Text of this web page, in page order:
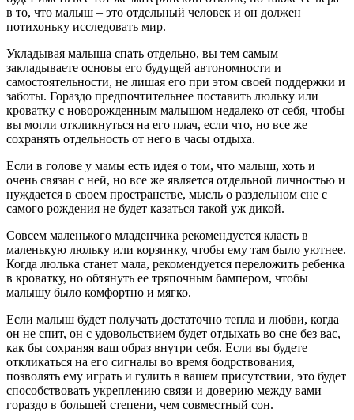
в то, что малыш – это отдельный человек и он должен
потихоньку исследовать мир.
Укладывая малыша спать отдельно, вы тем самым
закладываете основы его будущей автономности и
самостоятельности, не лишая его при этом своей поддержки и
заботы. Гораздо предпочтительнее поставить люльку или
кроватку с новорожденным малышом недалеко от себя, чтобы
вы могли откликнуться на его плач, если что, но все же
сохранять отдельность от него в часы отдыха.
Если в голове у мамы есть идея о том, что малыш, хоть и
очень связан с ней, но все же является отдельной личностью и
нуждается в своем пространстве, мысль о раздельном сне с
самого рождения не будет казаться такой уж дикой.
Совсем маленького младенчика рекомендуется класть в
маленькую люльку или корзинку, чтобы ему там было уютнее.
Когда люлька станет мала, рекомендуется переложить ребенка
в кроватку, но обтянуть ее тряпочным бампером, чтобы
малышу было комфортно и мягко.
Если малыш будет получать достаточно тепла и любви, когда
он не спит, он с удовольствием будет отдыхать во сне без вас,
как бы сохраняя ваш образ внутри себя. Если вы будете
откликаться на его сигналы во время бодрствования,
позволять ему играть и гулить в вашем присутствии, это будет
способствовать укреплению связи и доверию между вами
гораздо в большей степени, чем совместный сон.